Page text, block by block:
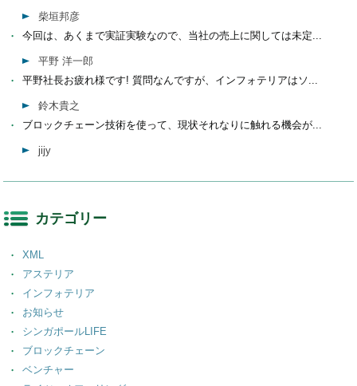
柴垣邦彦
今回は、あくまで実証実験なので、当社の売上に関しては未定...
平野 洋一郎
平野社長お疲れ様です! 質問なんですが、インフォテリアはソ...
鈴木貴之
ブロックチェーン技術を使って、現状それなりに触れる機会が...
jijy
カテゴリー
XML
アステリア
インフォテリア
お知らせ
シンガポールLIFE
ブロックチェーン
ベンチャー